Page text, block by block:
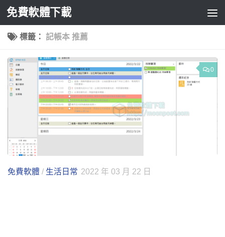
Skip to content
免費軟體下載
標籤： 記帳本 推薦
0
免費軟體 / 生活日常 2022 年 03 月 22 日